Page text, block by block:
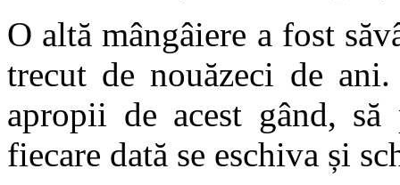
O altă mângâiere a fost
trecut de nouăzeci de
apropii de acest gând, să
fiecare dată se eschiva și